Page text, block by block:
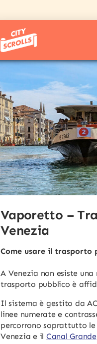
Vaporetto –
Venezia
Come usare il trasporto
A Venezia non esiste
trasporto pubblico è
Il sistema è gestito da
linee numerate e
percorrono soprattutto
Venezia e il Canal Grande